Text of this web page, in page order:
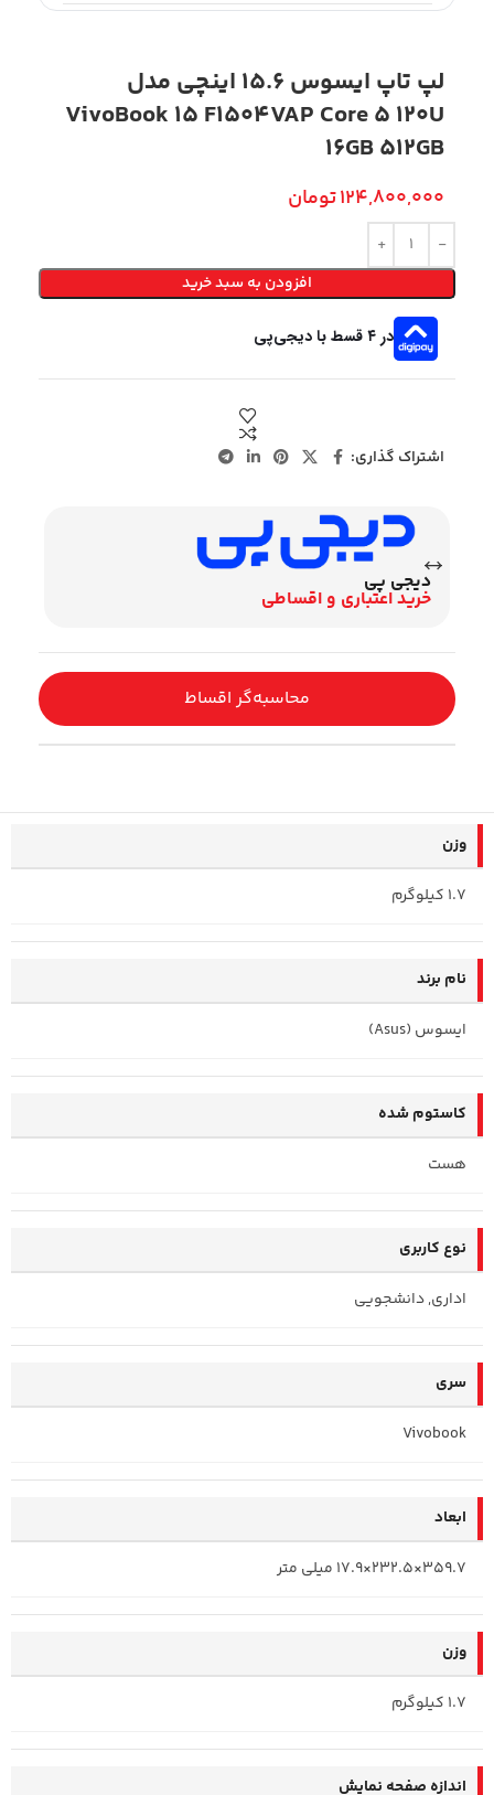
لپ تاپ ایسوس 15.6 اینچی مدل
VivoBook 15 F1504VAP Core 5 120U
16GB 512GB
124,800,000تومان
افزودن به سبد خرید
در ۴ قسط با دیجی‌پی
اشتراک گذاری:
دیجی پی
خرید اعتباری و اقساطی
محاسبه‌گر اقساط
وزن
1.7 کیلوگرم
نام برند
ایسوس (Asus)
کاستوم شده
هست
نوع کاربری
اداری, دانشجویی
سری
Vivobook
ابعاد
359.7×232.5×17.9 میلی متر
وزن
1.7 کیلوگرم
اندازه صفحه نمایش